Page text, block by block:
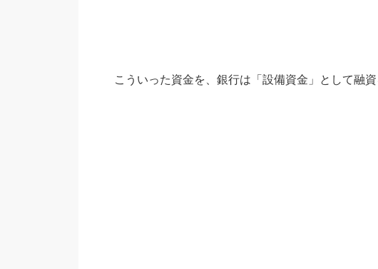
こういった資金を、銀行は「設備資金」として融資